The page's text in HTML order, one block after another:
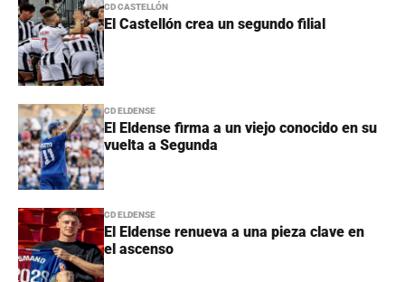
CD CASTELLÓN
El Castellón crea un segundo filial
CD ELDENSE
El Eldense firma a un viejo conocido en su
vuelta a Segunda
CD ELDENSE
El Eldense renueva a una pieza clave en
el ascenso